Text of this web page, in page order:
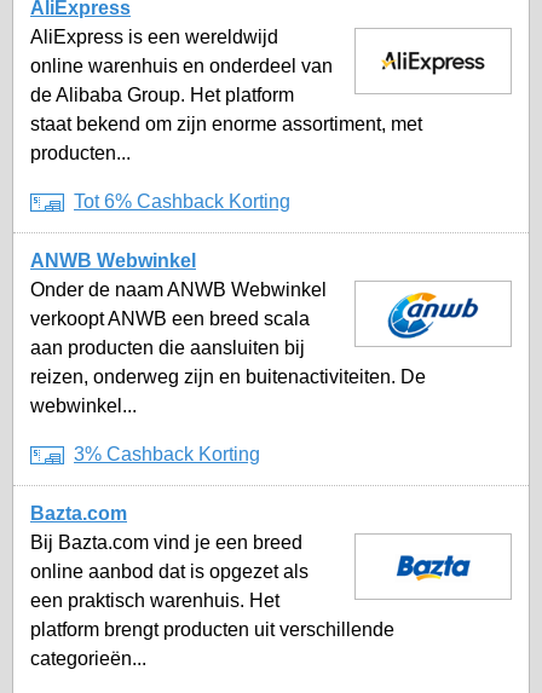
AliExpress
AliExpress is een wereldwijd
online warenhuis en onderdeel van
de Alibaba Group. Het platform
staat bekend om zijn enorme assortiment, met
producten...
Tot 6% Cashback Korting
ANWB Webwinkel
Onder de naam ANWB Webwinkel
verkoopt ANWB een breed scala
aan producten die aansluiten bij
reizen, onderweg zijn en buitenactiviteiten. De
webwinkel...
3% Cashback Korting
Bazta.com
Bij Bazta.com vind je een breed
online aanbod dat is opgezet als
een praktisch warenhuis. Het
platform brengt producten uit verschillende
categorieën...